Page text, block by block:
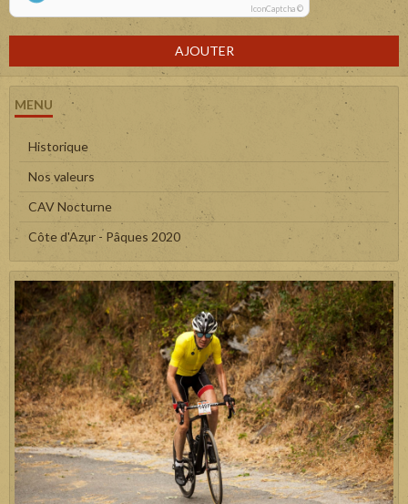
IconCaptcha ©
AJOUTER
MENU
Historique
Nos valeurs
CAV Nocturne
Côte d'Azur - Pâques 2020